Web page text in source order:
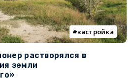
застройка
растворялся в
земли